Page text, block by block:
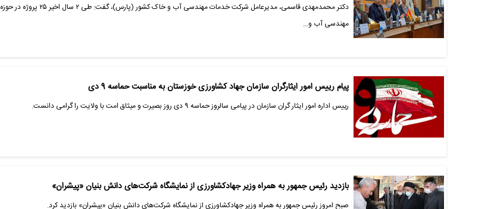
دکتر محمدمهدی قاسمی، مدیرعامل شرکت خدمات مهندسی آب و خاک کشور (پارس)، گفت: طی ۲ سال اخیر ۲۵ پروژه در حوزه
مهندسی آب و…
پیام رییس امور ایثارگران سازمان جهاد کشاورزی خوزستان به مناسبت حماسه 9 دی
رییس اداره امور ایثار گران سازمان در پیامی سالروز حماسه 9 دی روز بصیرت و میثاق امت با ولایت را گرامی دانست.
بازدید رئیس جمهور به همراه وزیر جهادکشاورزی از نمایشگاه شرکت‌های دانش بنیان «پیشران»
صبح امروز رئیس جمهور به همراه وزیر جهادکشاورزی از نمایشگاه شرکت‌های دانش بنیان «پیشران» بازدید کرد.